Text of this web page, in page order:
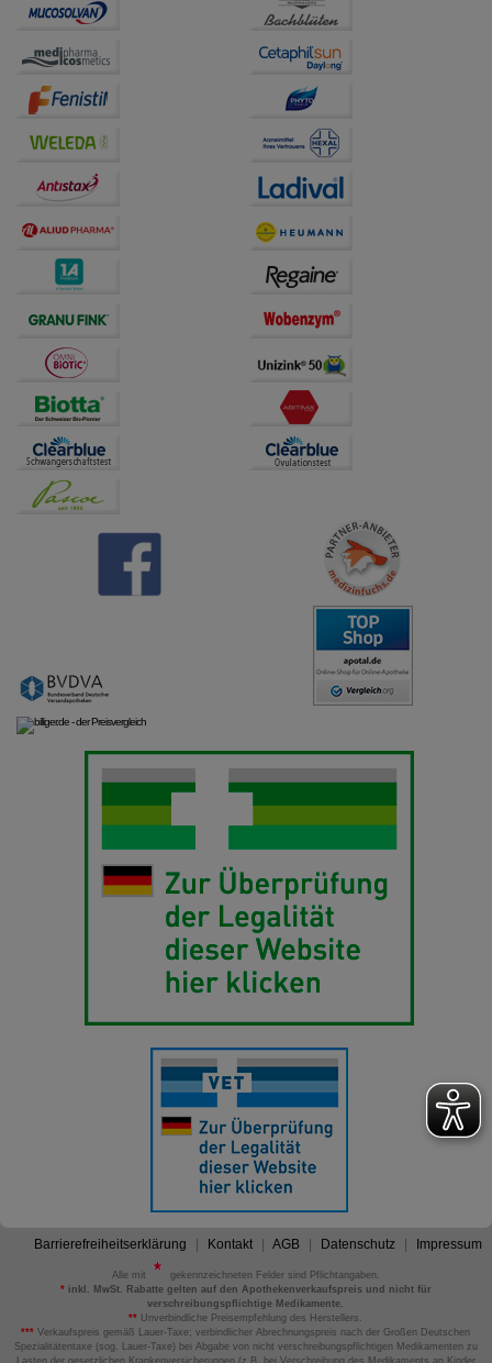
Besuchers oder unsere Seite an bevorzugte
Verhaltensweisen (z.B. Spracheinstellung)
anzupassen. Komfort-Cookies ermöglichen es uns
auch auf Ihre Bedürfnisse zugeschrittene Inhalte
anzuzeigen und unser Partnerprogramm zu
betreiben.
Statistik & Tracking:
Hierüber lassen sich
Informationen über die Art und Weise der Nutzung
unserer Website sammeln, mit deren Hilfe wir unsere
auf unserer Website aber auch die Werbung auf
Drittseiten möglichst relevant für Sie zu gestalten.
Bitte beachten Sie, dass Daten hierfür teilweise an
Dritte wie z.B. Google oder soziale Medien
Barrierefreiheitserklärung Kontakt AGB Datenschutz Impressum
Alle mit
gekennzeichneten Felder sind Pflichtangaben.
*inkl. MwSt. Rabatte gelten auf den Apothekenverkaufspreis und nicht für
verschreibungspflichtige Medikamente.
** Unverbindliche Preisempfehlung des Herstellers.
*** Verkaufspreis gemäß Lauer-Taxe; verbindlicher Abrechnungspreis nach der Großen Deutschen
Spezialitätentaxe (sog. Lauer-Taxe) bei Abgabe von nicht verschreibungspflichtigen Medikamenten zu
Lasten der gesetzlichen Krankenversicherungen (z.B. bei Verschreibung des Medikaments an Kinder